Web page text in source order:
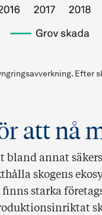
Efter
att nå
annat
skogens
starka